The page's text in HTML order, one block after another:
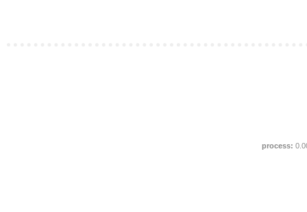
process: